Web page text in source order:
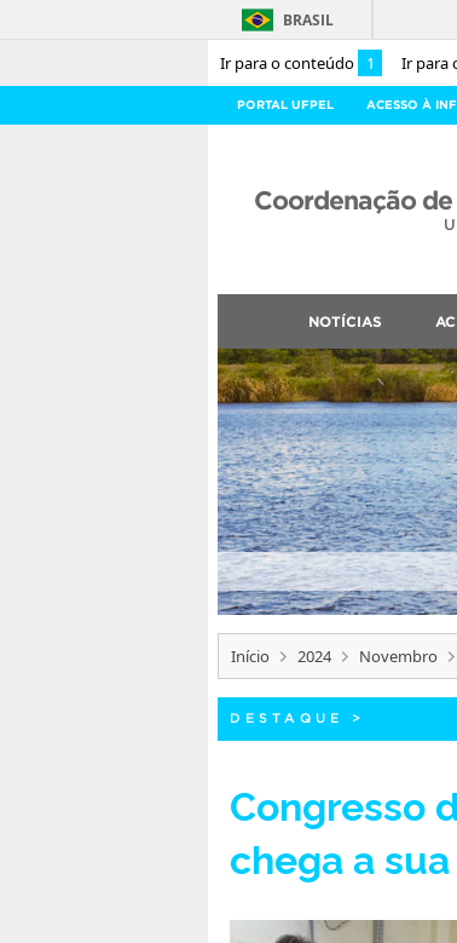
Ir para o conteúdo 1 Ir para
BRASIL
PORTAL UFPEL ACESSO À
Coordenação
NOTÍCIAS
Início 2024 Novembro
DESTAQUE >
Congresso
chega a